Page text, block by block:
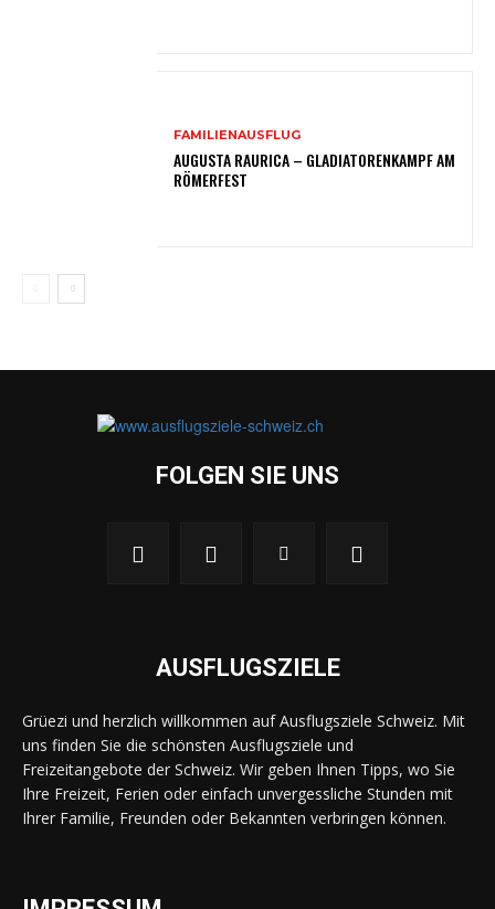
FAMILIENAUSFLUG
AUGUSTA RAURICA – GLADIATORENKAMPF AM
RÖMERFEST
FOLGEN SIE UNS
AUSFLUGSZIELE
Grüezi und herzlich willkommen auf Ausflugsziele Schweiz. Mit
uns finden Sie die schönsten Ausflugsziele und
Freizeitangebote der Schweiz. Wir geben Ihnen Tipps, wo Sie
Ihre Freizeit, Ferien oder einfach unvergessliche Stunden mit
Ihrer Familie, Freunden oder Bekannten verbringen können.